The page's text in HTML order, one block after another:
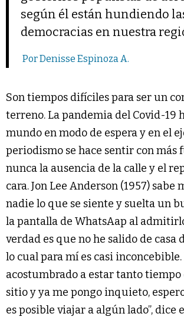
según él están hundiendo
democracias en nuestra
Por Denisse Espinoza A.
Son tiempos difíciles para ser un
terreno. La pandemia del Covid-19
mundo en modo de espera y en el
periodismo se hace sentir con más
nunca la ausencia de la calle y el
cara. Jon Lee Anderson (1957) sabe
nadie lo que se siente y suelta un
la pantalla de WhatsAap al
verdad es que no he salido de casa
lo cual para mí es casi
acostumbrado a estar tanto
sitio y ya me pongo inquieto,
es posible viajar a algún lado”, dice